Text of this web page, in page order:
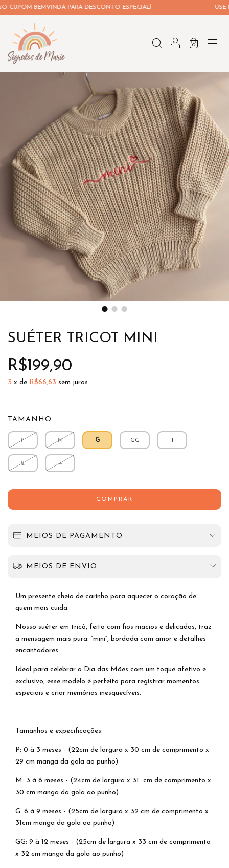
BEMVINDA PARA DESCONTO ESPECIAL! USE NOSSO
0
SUÉTER TRICOT MINI
R$199,90
3 x de R$66,63 sem juros
TAMANHO
P M G GG 1
2 4
MEIOS DE PAGAMENTO
MEIOS DE ENVIO
Um presente cheio de carinho para aquecer o coração de
quem mais cuida.
Nosso suéter em tricô, feito com fios macios e delicados, traz
a mensagem mais pura: “mini”, bordada com amor e detalhes
encantadores.
Ideal para celebrar o Dia das Mães com um toque afetivo e
exclusivo, esse modelo é perfeito para registrar momentos
especiais e criar memórias inesquecíveis.
Tamanhos e expecificações:
P: 0 à 3 meses - (22cm de largura x 30 cm de comprimento x
29 cm manga da gola ao punho)
M: 3 à 6 meses - (24cm de largura x 31 cm de comprimento x
30 cm manga da gola ao punho)
G: 6 à 9 meses - (25cm de largura x 32 cm de comprimento x
31cm manga da gola ao punho)
GG: 9 à 12 meses - (25cm de largura x 33 cm de comprimento
x 32 cm manga da gola ao punho)